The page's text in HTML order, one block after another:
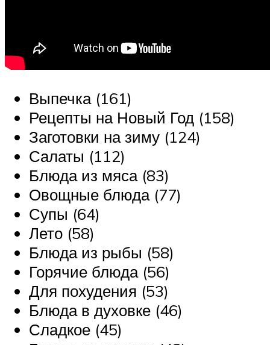
Выпечка (161)
Рецепты на Новый Год (158)
Заготовки на зиму (124)
Салаты (112)
Блюда из мяса (83)
Овощные блюда (77)
Супы (64)
Лето (58)
Блюда из рыбы (58)
Горячие блюда (56)
Для похудения (53)
Блюда в духовке (46)
Сладкое (45)